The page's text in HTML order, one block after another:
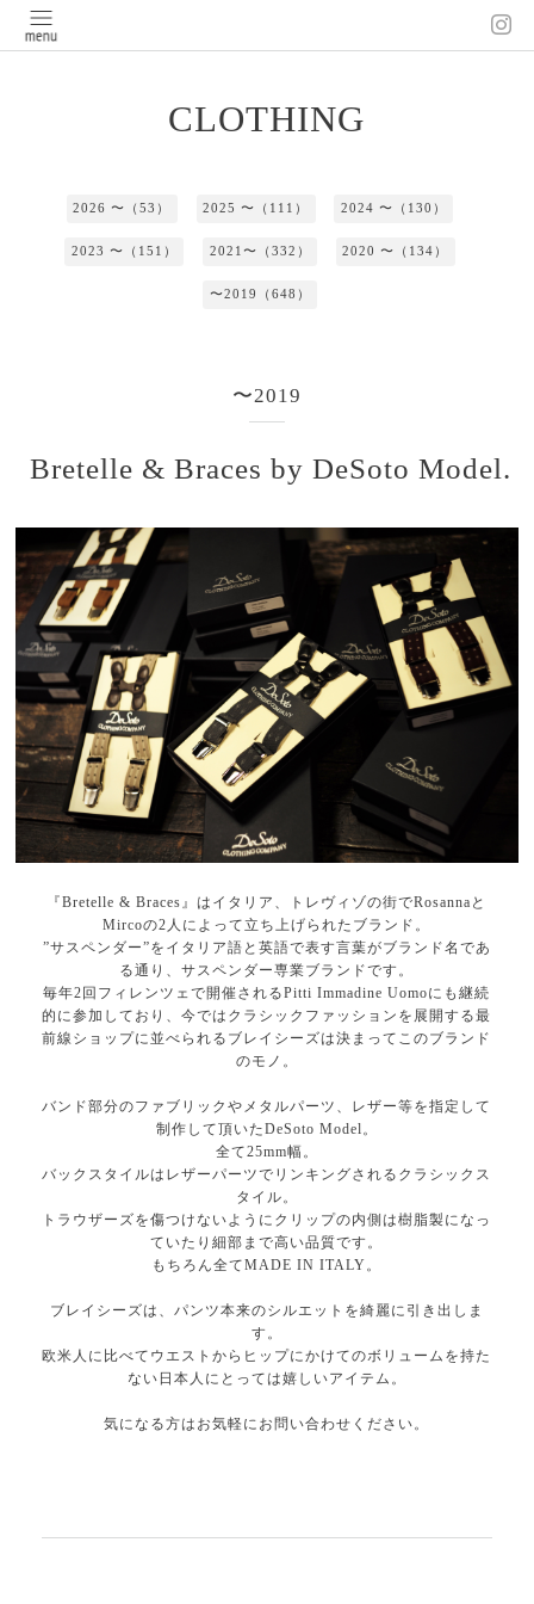
CLOTHING
2026 〜（53） 2025 〜（111） 2024 〜（130）
2023 〜（151） 2021〜（332） 2020 〜（134）
〜2019（648）
〜2019
Bretelle & Braces by DeSoto Model.
『Bretelle & Braces』はイタリア、トレヴィゾの街でRosannaと
Mircoの2人によって立ち上げられたブランド。
”サスペンダー”をイタリア語と英語で表す言葉がブランド名であ
る通り、サスペンダー専業ブランドです。
毎年2回フィレンツェで開催されるPitti Immadine Uomoにも継続
的に参加しており、今ではクラシックファッションを展開する最
前線ショップに並べられるブレイシーズは決まってこのブランド
のモノ。
バンド部分のファブリックやメタルパーツ、レザー等を指定して
制作して頂いたDeSoto Model。
全て25mm幅。
バックスタイルはレザーパーツでリンキングされるクラシックス
タイル。
トラウザーズを傷つけないようにクリップの内側は樹脂製になっ
ていたり細部まで高い品質です。
もちろん全てMADE IN ITALY。
ブレイシーズは、パンツ本来のシルエットを綺麗に引き出しま
す。
欧米人に比べてウエストからヒップにかけてのボリュームを持た
ない日本人にとっては嬉しいアイテム。
気になる方はお気軽にお問い合わせください。